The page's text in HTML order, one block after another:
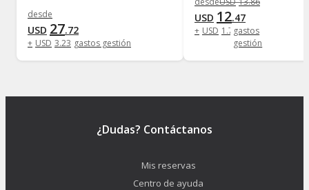
desde
USD 27.72
+ USD 3.23 gastos gestión
USD 12.47
+ USD 1 .73gastos
gestión
¿Dudas? Contáctanos
Mis reservas
Centro de ayuda